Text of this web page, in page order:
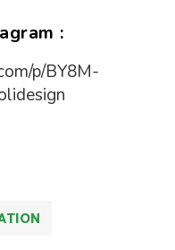
:
p/BY8M-